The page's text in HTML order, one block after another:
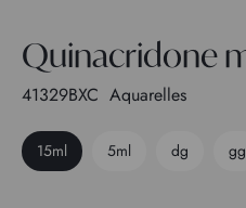
Quinacridone
41329BXC Aquarelles
15ml 5ml dg gg